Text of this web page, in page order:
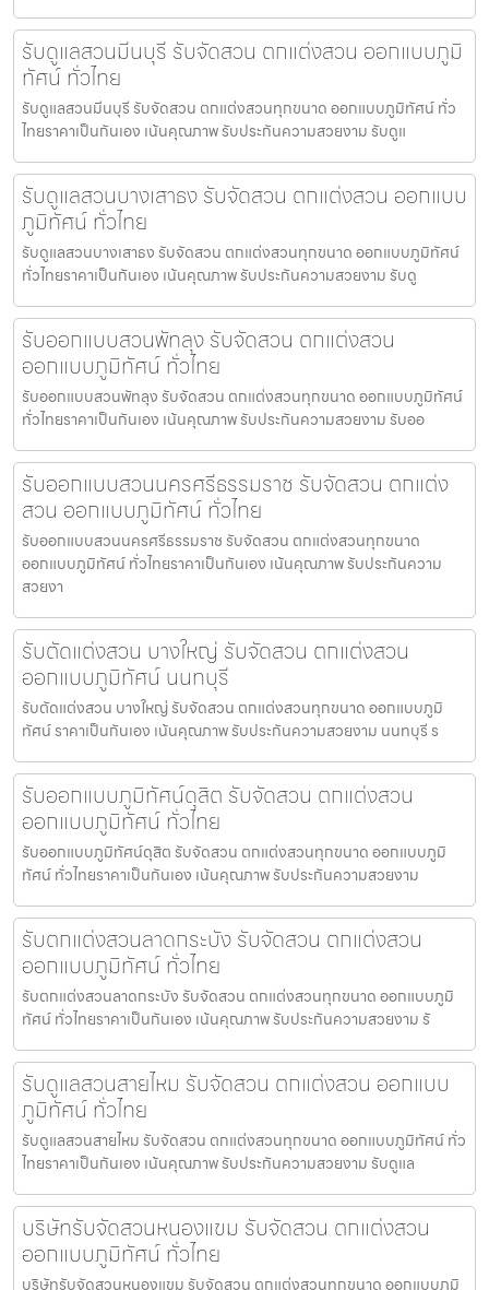
รับดูแลสวนมีนบุรี รับจัดสวน ตกแต่งสวน ออกแบบภูมิ
ทัศน์ ทั่วไทย
รับดูแลสวนมีนบุรี รับจัดสวน ตกแต่งสวนทุกขนาด ออกแบบภูมิทัศน์ ทั่ว
ไทยราคาเป็นกันเอง เน้นคุณภาพ รับประกันความสวยงาม รับดูแ
รับดูแลสวนบางเสาธง รับจัดสวน ตกแต่งสวน ออกแบบ
ภูมิทัศน์ ทั่วไทย
รับดูแลสวนบางเสาธง รับจัดสวน ตกแต่งสวนทุกขนาด ออกแบบภูมิทัศน์
ทั่วไทยราคาเป็นกันเอง เน้นคุณภาพ รับประกันความสวยงาม รับดู
รับออกแบบสวนพัทลุง รับจัดสวน ตกแต่งสวน
ออกแบบภูมิทัศน์ ทั่วไทย
รับออกแบบสวนพัทลุง รับจัดสวน ตกแต่งสวนทุกขนาด ออกแบบภูมิทัศน์
ทั่วไทยราคาเป็นกันเอง เน้นคุณภาพ รับประกันความสวยงาม รับออ
รับออกแบบสวนนครศรีธรรมราช รับจัดสวน ตกแต่ง
สวน ออกแบบภูมิทัศน์ ทั่วไทย
รับออกแบบสวนนครศรีธรรมราช รับจัดสวน ตกแต่งสวนทุกขนาด
ออกแบบภูมิทัศน์ ทั่วไทยราคาเป็นกันเอง เน้นคุณภาพ รับประกันความ
สวยงา
รับตัดแต่งสวน บางใหญ่ รับจัดสวน ตกแต่งสวน
ออกแบบภูมิทัศน์ นนทบุรี
รับตัดแต่งสวน บางใหญ่ รับจัดสวน ตกแต่งสวนทุกขนาด ออกแบบภูมิ
ทัศน์ ราคาเป็นกันเอง เน้นคุณภาพ รับประกันความสวยงาม นนทบุรี ร
รับออกแบบภูมิทัศน์ดุสิต รับจัดสวน ตกแต่งสวน
ออกแบบภูมิทัศน์ ทั่วไทย
รับออกแบบภูมิทัศน์ดุสิต รับจัดสวน ตกแต่งสวนทุกขนาด ออกแบบภูมิ
ทัศน์ ทั่วไทยราคาเป็นกันเอง เน้นคุณภาพ รับประกันความสวยงาม
รับตกแต่งสวนลาดกระบัง รับจัดสวน ตกแต่งสวน
ออกแบบภูมิทัศน์ ทั่วไทย
รับตกแต่งสวนลาดกระบัง รับจัดสวน ตกแต่งสวนทุกขนาด ออกแบบภูมิ
ทัศน์ ทั่วไทยราคาเป็นกันเอง เน้นคุณภาพ รับประกันความสวยงาม รั
รับดูแลสวนสายไหม รับจัดสวน ตกแต่งสวน ออกแบบ
ภูมิทัศน์ ทั่วไทย
รับดูแลสวนสายไหม รับจัดสวน ตกแต่งสวนทุกขนาด ออกแบบภูมิทัศน์ ทั่ว
ไทยราคาเป็นกันเอง เน้นคุณภาพ รับประกันความสวยงาม รับดูแล
บริษัทรับจัดสวนหนองแขม รับจัดสวน ตกแต่งสวน
ออกแบบภูมิทัศน์ ทั่วไทย
บริษัทรับจัดสวนหนองแขม รับจัดสวน ตกแต่งสวนทุกขนาด ออกแบบภูมิ